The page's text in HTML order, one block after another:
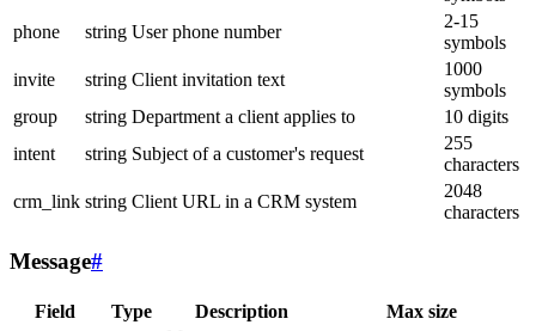
phone
string User phone number
2-15
symbols
invite
string Client invitation text
1000
symbols
group
string Department a client applies to
10 digits
intent
string Subject of a customer's request
255
characters
crm_link string Client URL in a CRM system
2048
characters
Message#
Field Type Description Max size